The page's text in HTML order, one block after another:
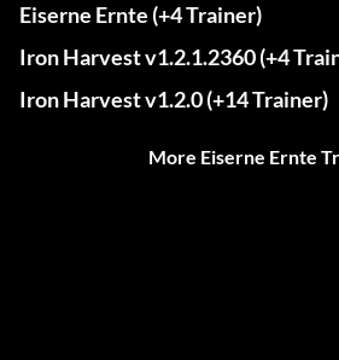
Eiserne Ernte (+4 Trainer)
Iron Harvest v1.2.1.2360 (+4
Iron Harvest v1.2.0 (+14 Trainer)
More Eiserne Ernte